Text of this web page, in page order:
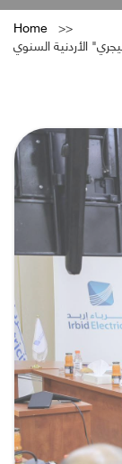
Home
الأردنية السنوي